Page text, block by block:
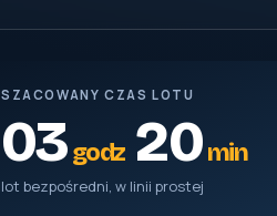
SZACOWANY CZAS LOTU
03godz20min
lot bezpośredni, w linii prostej